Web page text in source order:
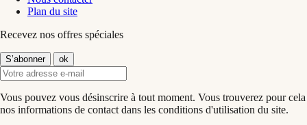
Plan du site
Recevez nos offres spéciales
Vous pouvez vous désinscrire à tout moment. Vous trouverez pour cela
nos informations de contact dans les conditions d'utilisation du site.